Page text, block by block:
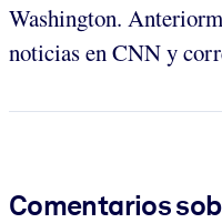
Washington.
noticias en CNN y
Comentarios